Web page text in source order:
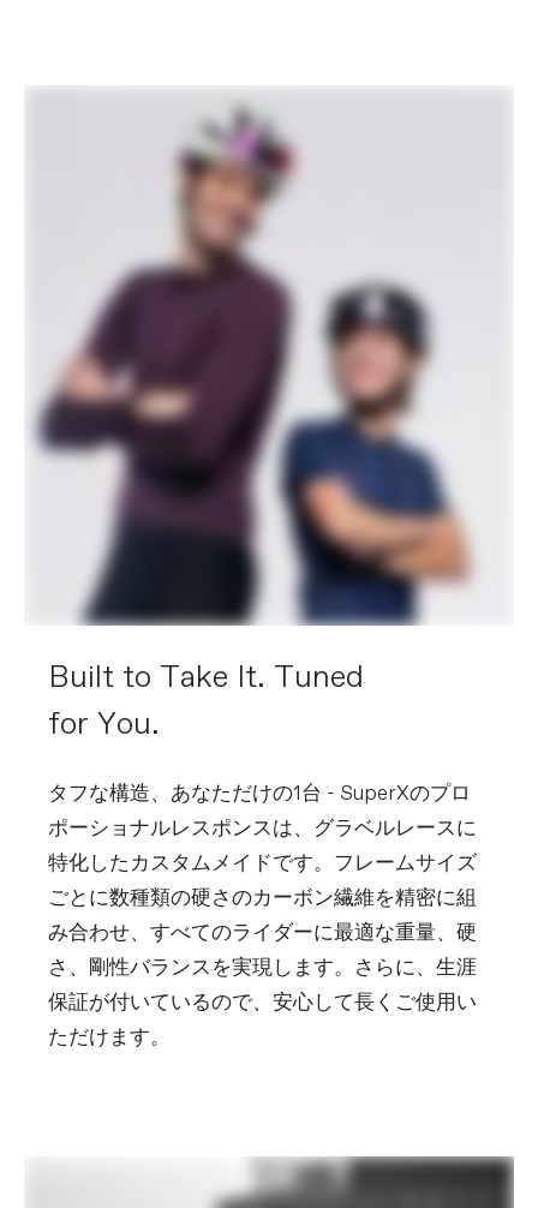
Built to Take It. Tuned
for You.
タフな構造、あなただけの1台 - SuperXのプロ
ポーショナルレスポンスは、グラベルレースに
特化したカスタムメイドです。フレームサイズ
ごとに数種類の硬さのカーボン繊維を精密に組
み合わせ、すべてのライダーに最適な重量、硬
さ、剛性バランスを実現します。さらに、生涯
保証が付いているので、安心して長くご使用い
ただけます。